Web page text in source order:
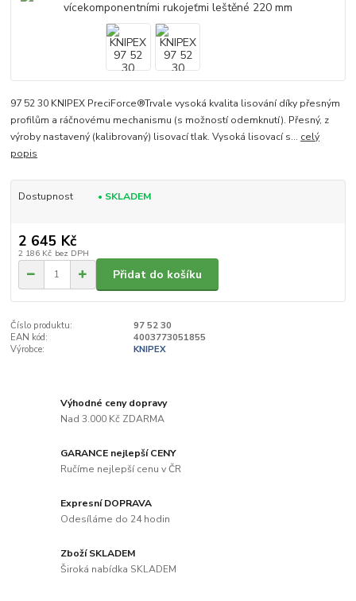
97 52 30 KNIPEX PreciForce®Trvale vysoká kvalita lisování díky přesným
profilům a ráčnovému mechanismu (s možností odemknutí). Přesný, z
výroby nastavený (kalibrovaný) lisovací tlak. Vysoká lisovací s... celý
popis
Dostupnost • SKLADEM
2 645 Kč
2 186 Kč bez DPH
Přidat do košíku
Číslo produktu:
97 52 30
EAN kód:
4003773051855
Výrobce:
KNIPEX
Výhodné ceny dopravy
Nad 3.000 Kč ZDARMA
GARANCE nejlepší CENY
Ručíme nejlepší cenu v ČR
Expresní DOPRAVA
Odesíláme do 24 hodin
Zboží SKLADEM
Široká nabídka SKLADEM